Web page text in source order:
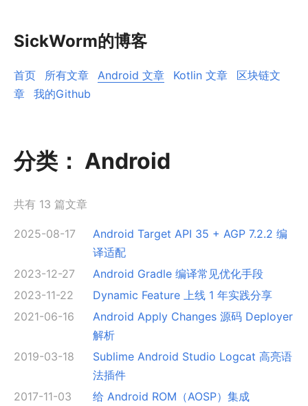
SickWorm的博客
首页 所有文章 Android 文章 Kotlin 文章
区块链文
章
我的Github
分类： Android
共有 13 篇文章
2025-08-17
Android Target API 35 + AGP 7.2.2 编
译适配
2023-12-27
Android Gradle 编译常见优化手段
2023-11-22
Dynamic Feature 上线 1 年实践分享
2021-06-16
Android Apply Changes 源码 Deployer
解析
2019-03-18
Sublime Android Studio Logcat 高亮语
法插件
2017-11-03
给 Android ROM（AOSP）集成